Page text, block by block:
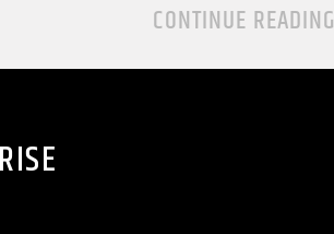
CONTINUE READING